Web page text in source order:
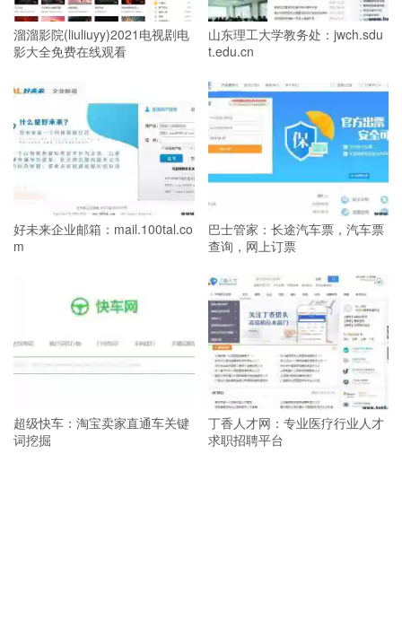
溜溜影院(liuliuyy)2021电视剧电
影大全免费在线观看
山东理工大学教务处：jwch.sdu
t.edu.cn
好未来企业邮箱：mail.100tal.co
m
巴士管家：长途汽车票，汽车票
查询，网上订票
超级快车：淘宝卖家直通车关键
词挖掘
丁香人才网：专业医疗行业人才
求职招聘平台